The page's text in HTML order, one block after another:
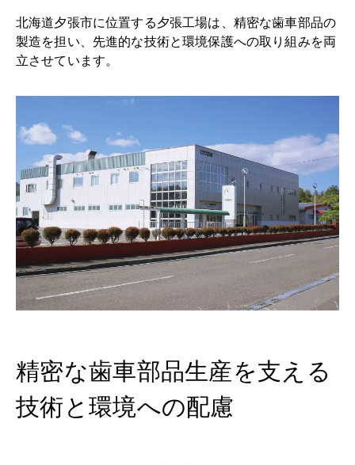
ニュース
採用
ヘルプ
北海道夕張市に位置する夕張工場は、精密な歯車部品の
製造を担い、先進的な技術と環境保護への取り組みを両
立させています。
精密な歯車部品生産を支える
技術と環境への配慮